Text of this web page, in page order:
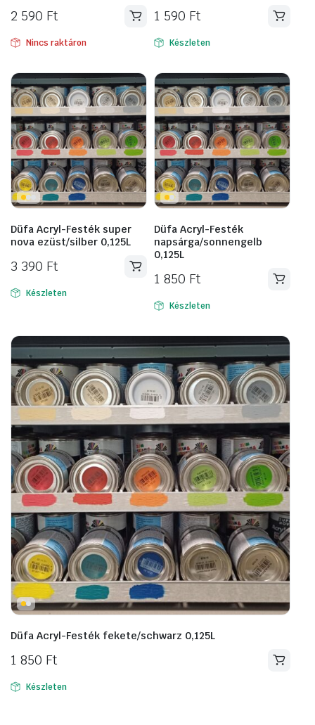
2 590 Ft
Nincs raktáron
1 590 Ft
Készleten
Düfa Acryl-Festék super
nova ezüst/silber 0,125L
3 390 Ft
Készleten
Düfa Acryl-Festék
napsárga/sonnengelb
0,125L
1 850 Ft
Készleten
Düfa Acryl-Festék fekete/schwarz 0,125L
1 850 Ft
Készleten